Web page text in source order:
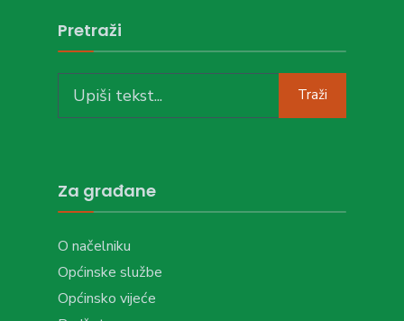
Pretraži
Traži
Za građane
O načelniku
Općinske službe
Općinsko vijeće